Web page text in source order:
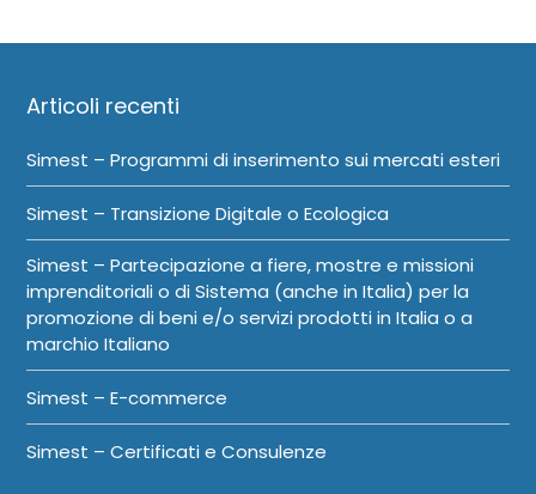
Articoli recenti
Simest – Programmi di inserimento sui mercati esteri
Simest – Transizione Digitale o Ecologica
Simest – Partecipazione a fiere, mostre e missioni
imprenditoriali o di Sistema (anche in Italia) per la
promozione di beni e/o servizi prodotti in Italia o a
marchio Italiano
Simest – E-commerce
Simest – Certificati e Consulenze